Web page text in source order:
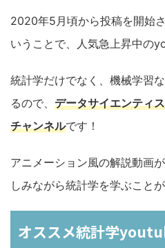
2020年5月頃から投稿を開始
いうことで、人気急上昇中の
統計学だけでなく、機械学習
るので、 データサイエンティ
チャンネルです！
アニメーション風の解説動画
しみながら統計学を学ぶことが
オススメ統計学